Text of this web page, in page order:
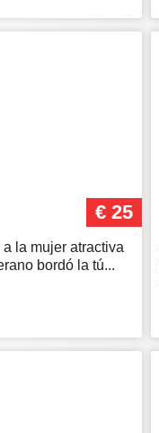
€ 25
a la mujer atractiva
bordó la tú...